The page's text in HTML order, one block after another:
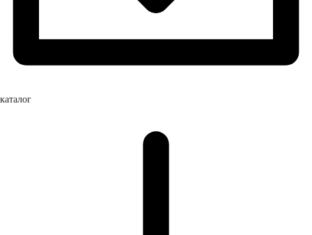
каталог